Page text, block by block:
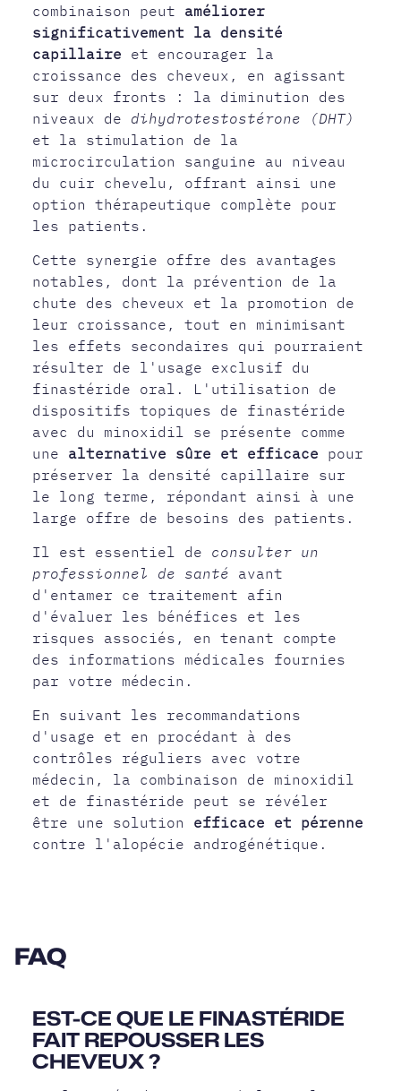
combinaison peut améliorer
significativement la densité
capillaire et encourager la
croissance des cheveux, en agissant
sur deux fronts : la diminution des
niveaux de dihydrotestostérone (DHT)
et la stimulation de la
microcirculation sanguine au niveau
du cuir chevelu, offrant ainsi une
option thérapeutique complète pour
les patients.
Cette synergie offre des avantages
notables, dont la prévention de la
chute des cheveux et la promotion de
leur croissance, tout en minimisant
les effets secondaires qui pourraient
résulter de l'usage exclusif du
finastéride oral. L'utilisation de
dispositifs topiques de finastéride
avec du minoxidil se présente comme
une alternative sûre et efficace pour
préserver la densité capillaire sur
le long terme, répondant ainsi à une
large offre de besoins des patients.
Il est essentiel de consulter un
professionnel de santé avant
d'entamer ce traitement afin
d'évaluer les bénéfices et les
risques associés, en tenant compte
des informations médicales fournies
par votre médecin.
En suivant les recommandations
d'usage et en procédant à des
contrôles réguliers avec votre
médecin, la combinaison de minoxidil
et de finastéride peut se révéler
être une solution efficace et pérenne
contre l'alopécie androgénétique.
FAQ
EST-CE QUE LE FINASTÉRIDE
FAIT REPOUSSER LES
CHEVEUX ?